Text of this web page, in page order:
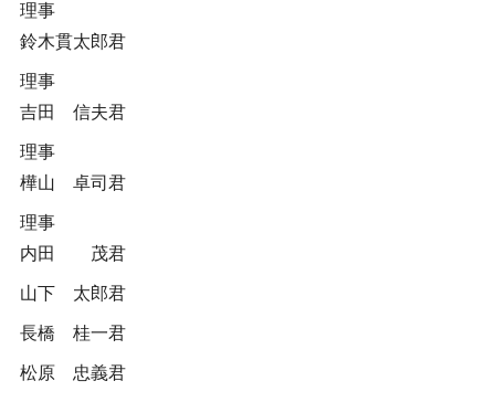
理事
鈴木貫太郎君
理事
吉田 信夫君
理事
樺山 卓司君
理事
内田 茂君
山下 太郎君
長橋 桂一君
松原 忠義君